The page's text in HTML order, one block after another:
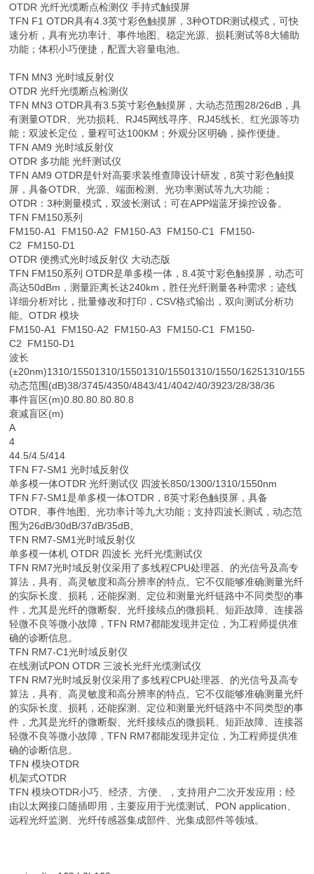
OTDR 光纤光缆断点检测仪 手持式触摸屏
TFN F1 OTDR具有4.3英寸彩色触摸屏，3种OTDR测试模式，可快
速分析，具有光功率计、事件地图、稳定光源、损耗测试等8大辅助
功能；体积小巧便捷，配置大容量电池。
TFN MN3 光时域反射仪
OTDR 光纤光缆断点检测仪
TFN MN3 OTDR具有3.5英寸彩色触摸屏，大动态范围28/26dB，具
有测量OTDR、光功损耗、RJ45网线寻序、RJ45线长、红光源等功
能；双波长定位，量程可达100KM；外观分区明确，操作便捷。
TFN AM9 光时域反射仪
OTDR 多功能 光纤测试仪
TFN AM9 OTDR是针对高要求装维查障设计研发，8英寸彩色触摸
屏，具备OTDR、光源、端面检测、光功率测试等九大功能；
OTDR：3种测量模式，双波长测试；可在APP端蓝牙操控设备。
TFN FM150系列
FM150-A1 FM150-A2 FM150-A3 FM150-C1 FM150-
C2 FM150-D1
OTDR 便携式光时域反射仪 大动态版
TFN FM150系列 OTDR是单多模一体，8.4英寸彩色触摸屏，动态可
高达50dBm，测量距离长达240km，胜任光纤测量各种需求；迹线
详细分析对比，批量修改和打印，CSV格式输出，双向测试分析功
能。OTDR 模块
FM150-A1 FM150-A2 FM150-A3 FM150-C1 FM150-
C2 FM150-D1
波长
(±20nm)1310/15501310/15501310/15501310/1550/16251310/
动态范围(dB)38/3745/4350/4843/41/4042/40/3923/28/38/36
事件盲区(m)0.80.80.80.80.8
衰减盲区(m)
A
4
44.5/4.5/414
TFN F7-SM1 光时域反射仪
单多模一体OTDR 光纤测试仪 四波长850/1300/1310/1550nm
TFN F7-SM1是单多模一体OTDR，8英寸彩色触摸屏，具备
OTDR、事件地图、光功率计等九大功能；支持四波长测试，动态范
围为26dB/30dB/37dB/35dB。
TFN RM7-SM1光时域反射仪
单多模一体机 OTDR 四波长 光纤光缆测试仪
TFN RM7光时域反射仪采用了多线程CPU处理器、的光信号及高专
算法，具有、高灵敏度和高分辨率的特点。它不仅能够准确测量光纤
的实际长度、损耗，还能探测、定位和测量光纤链路中不同类型的事
件，尤其是光纤的微断裂、光纤接续点的微损耗、短距故障、连接器
轻微不良等微小故障，TFN RM7都能发现并定位，为工程师提供准
确的诊断信息。
TFN RM7-C1光时域反射仪
在线测试PON OTDR 三波长光纤光缆测试仪
TFN RM7光时域反射仪采用了多线程CPU处理器、的光信号及高专
算法，具有、高灵敏度和高分辨率的特点。它不仅能够准确测量光纤
的实际长度、损耗，还能探测、定位和测量光纤链路中不同类型的事
件，尤其是光纤的微断裂、光纤接续点的微损耗、短距故障、连接器
轻微不良等微小故障，TFN RM7都能发现并定位，为工程师提供准
确的诊断信息。
TFN 模块OTDR
机架式OTDR
TFN 模块OTDR小巧、经济、方便、，支持用户二次开发应用；经
由以太网接口随插即用，主要应用于光缆测试、PON application、
远程光纤监测、光纤传感器集成部件、光集成部件等领域。